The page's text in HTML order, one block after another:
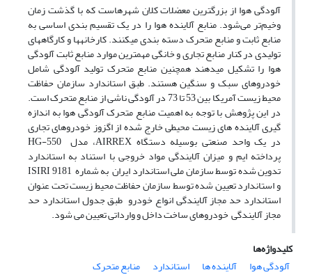
آلودگی هوا از بزرگترین معضلات کلان شهرهاست که با گذشت زمان
وخیم‌تر می‌شود. منابع آلاینده هوا را در یک تقسیم بندی اساسی به
منابع ثابت و منابع متحرک دسته بندی می­کنند. کارخانه­ها و کارگاه­های
تولیدی در کنار منابع تجاری و خانگی مهمترین موارد منابع ثابت آلودگی
هوا را تشکیل می­دهند همچنین منابع متحرک تولید آلودگی شامل
خودروهای سبک و سنگین هستند. طبق استاندارد سازمان حفاظت
محیط زیست آمریکا بین 53 تا 73 در آلودگی ناشی از منابع متحرک است.
در این پژوهش با توجه به اهمیت منابع متحرک آلودگی هوا به اندازه
گیری آلاینده های زیست محیطی خارج شده از اگزوز خودرو­های تجاری
در یک واحد صنعتی بوسیله دستگاه AIRREX، مدل HG-550
پرداخته ایم و میزان آلایندگی مواد خروجی با استناد به استاندارد
تدوین شده توسط سازمان ملی استاندارد ایران به شماره ISIRI 9181
و استاندارد تعیین شده توسط سازمان حفاظت محیط زیست تحت عنوان
استاندارد حد مجاز آلایندگی انواع خودرو طبق جدول استاندارد حد
مجاز آلایندگی خودروهای ساخت داخل و وارداتی تعیین می شود.
کلیدواژه‌ها
آلودگی هوا
آلاینده ها استاندارد منابع متحرک